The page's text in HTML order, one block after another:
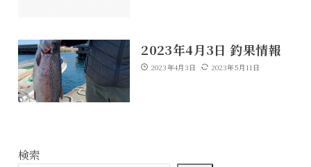
2023年4月3日 釣果情報
2023年4月3日 2023年5月11日
検索